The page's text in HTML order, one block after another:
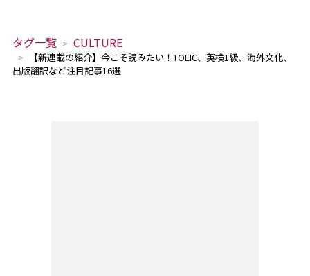
タグ一覧 CULTURE
【新連載の紹介】今こそ読みたい！TOEIC、英検1級、海外文化、
出版翻訳など注目記事16選